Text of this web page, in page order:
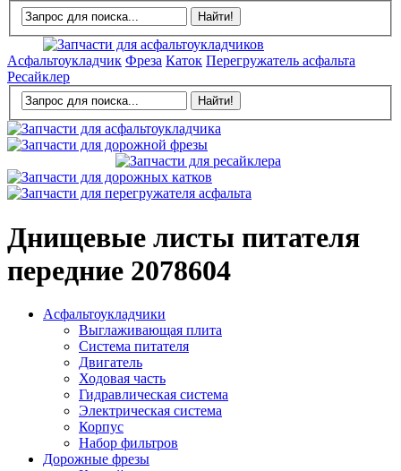
Асфальтоукладчик Фреза Каток Перегружатель асфальта
Ресайклер
Днищевые листы питателя
передние 2078604
Асфальтоукладчики
Выглаживающая плита
Система питателя
Двигатель
Ходовая часть
Гидравлическая система
Электрическая система
Корпус
Набор фильтров
Дорожные фрезы